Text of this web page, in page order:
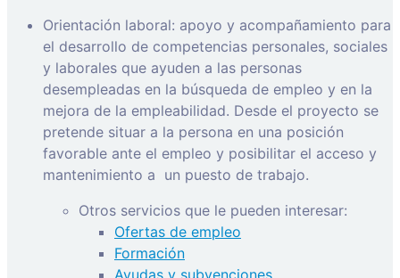
Orientación laboral: apoyo y acompañamiento para
el desarrollo de competencias personales, sociales
y laborales que ayuden a las personas
desempleadas en la búsqueda de empleo y en la
mejora de la empleabilidad. Desde el proyecto se
pretende situar a la persona en una posición
favorable ante el empleo y posibilitar el acceso y
mantenimiento a un puesto de trabajo.
Otros servicios que le pueden interesar:
Ofertas de empleo
Formación